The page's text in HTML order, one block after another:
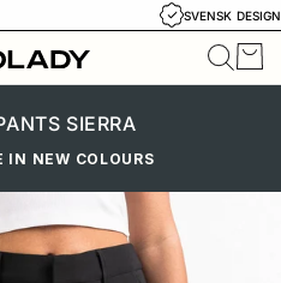
SVENSK DESIGN
Geolocation
SIERRA
IN NEW COLOURS